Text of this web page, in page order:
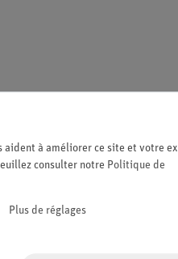
aident à améliorer ce site et votre
consulter notre Politique de
Plus de réglages